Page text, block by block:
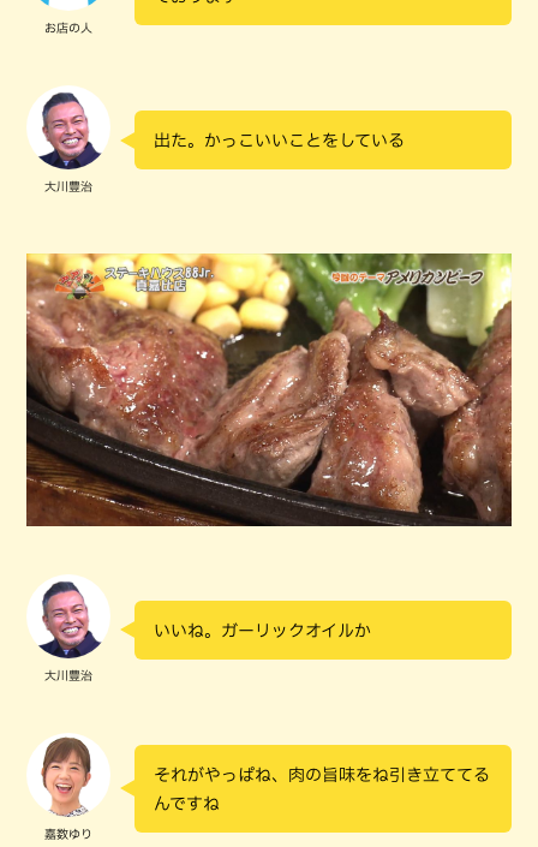
お店の人
大川豊治
出た。かっこいいことをしている
大川豊治
いいね。ガーリックオイルか
嘉数ゆり
それがやっぱね、肉の旨味をね引き立ててる
んですね